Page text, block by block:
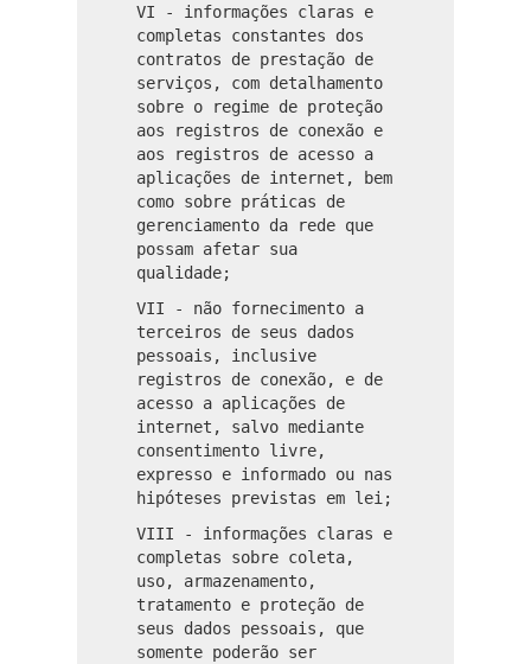
VI - informações claras e
completas constantes dos
contratos de prestação de
serviços, com detalhamento
sobre o regime de proteção
aos registros de conexão e
aos registros de acesso a
aplicações de internet, bem
como sobre práticas de
gerenciamento da rede que
possam afetar sua
qualidade;
VII - não fornecimento a
terceiros de seus dados
pessoais, inclusive
registros de conexão, e de
acesso a aplicações de
internet, salvo mediante
consentimento livre,
expresso e informado ou nas
hipóteses previstas em lei;
VIII - informações claras e
completas sobre coleta,
uso, armazenamento,
tratamento e proteção de
seus dados pessoais, que
somente poderão ser